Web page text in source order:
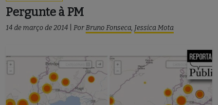
Pergunte à PM
14 de março de 2014 PorBruno Fonseca, Jessica Mota